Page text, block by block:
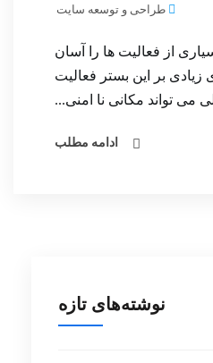
طراحی و توسعه سایت
از فعالیت ها را آسان
بر این بستر فعالیت
می تواند مکانی نا امنی...
ادامه مطلب
نوشته‌های تازه